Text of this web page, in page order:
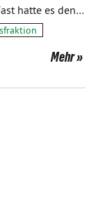
hatte es den…
Mehr